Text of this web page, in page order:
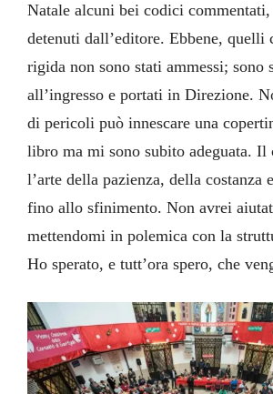
Natale alcuni bei codici
detenuti dall’editore. Ebbene, quelli
rigida non sono stati ammessi; sono
all’ingresso e portati in Direzione.
di pericoli può innescare una
libro ma mi sono subito adeguata. Il
l’arte della pazienza, della costanza
fino allo sfinimento. Non avrei
mettendomi in polemica con la
Ho sperato, e tutt’ora spero, che